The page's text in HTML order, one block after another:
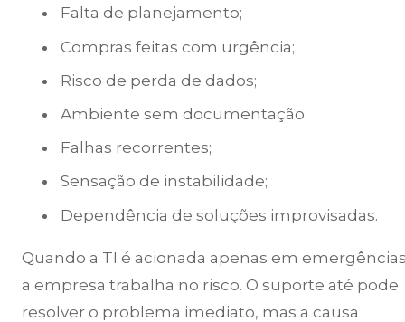
Falta de planejamento;
Compras feitas com urgência;
Risco de perda de dados;
Ambiente sem documentação;
Falhas recorrentes;
Sensação de instabilidade;
Dependência de soluções improvisadas.
Quando a TI é acionada apenas em
a empresa trabalha no risco. O suporte até pode
resolver o problema imediato, mas a causa